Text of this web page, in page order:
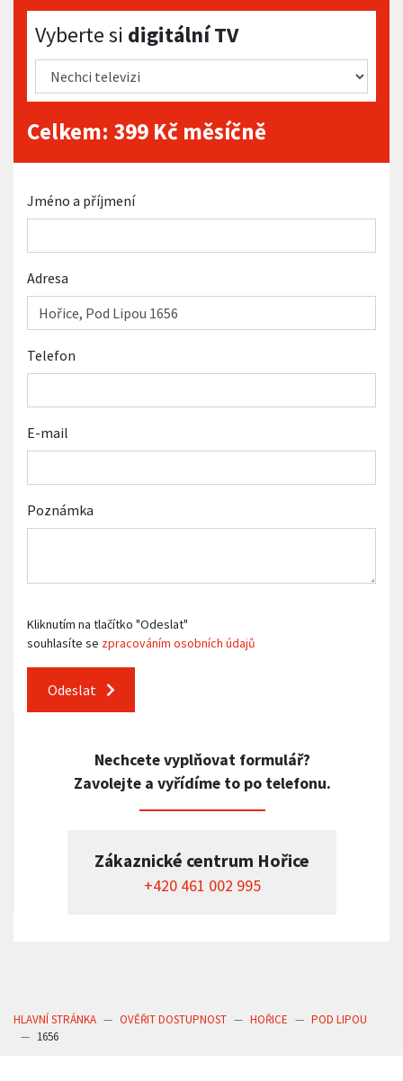
Vyberte si digitální TV
Vyberte si digitální TV
Celkem: 399 Kč měsíčně
Jméno a příjmení
Adresa
Telefon
E-mail
Poznámka
Kliknutím na tlačítko "Odeslat"
souhlasíte se zpracováním osobních údajů
Odeslat
Nechcete vyplňovat formulář?
Zavolejte a vyřídíme to po telefonu.
Zákaznické centrum Hořice
+420 461 002 995
HLAVNÍ STRÁNKA OVĚŘIT DOSTUPNOST HOŘICE
POD LIPOU
1656